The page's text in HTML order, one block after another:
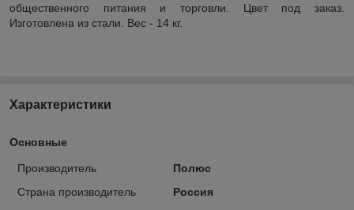
общественного питания и торговли. Цвет под заказ.
Изготовлена из стали. Вес - 14 кг.
Характеристики
Основные
Производитель
Полюс
Страна производитель
Россия